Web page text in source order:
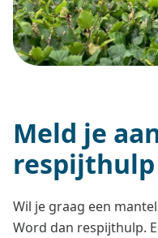
Meld je
respijthulp
Wil je graag een
Word dan respijthulp.